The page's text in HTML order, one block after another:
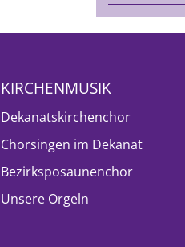
KIRCHENMUSIK
Dekanatskirchenchor
Chorsingen im Dekanat
Bezirksposaunenchor
Unsere Orgeln